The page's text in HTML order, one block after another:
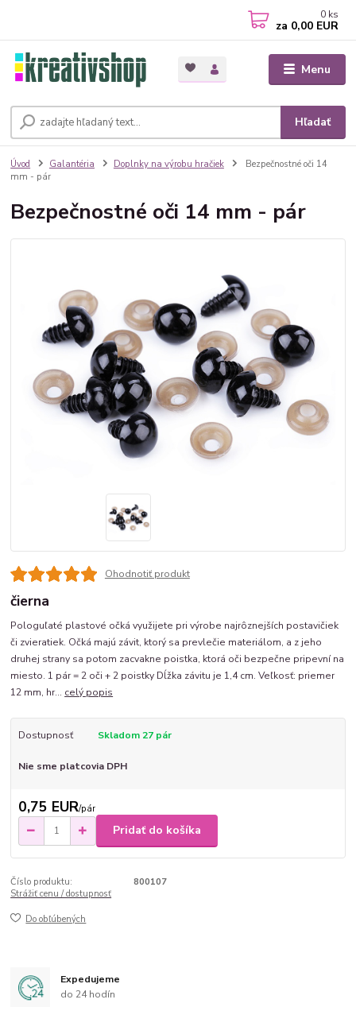
Menu
Hľadať
0 ks
za 0,00 EUR
Úvod Galantéria Doplnky na výrobu hračiek
Bezpečnostné oči 14
mm - pár
Bezpečnostné oči 14 mm - pár
Ohodnotiť produkt
čierna
Pologuľaté plastové očká využijete pri výrobe najrôznejších postavičiek
či zvieratiek. Očká majú závit, ktorý sa prevlečie materiálom, a z jeho
druhej strany sa potom zacvakne poistka, ktorá oči bezpečne pripevní na
miesto. 1 pár = 2 oči + 2 poistky Dĺžka závitu je 1,4 cm. Veľkosť: priemer
12 mm, hr... celý popis
Dostupnosť Skladom 27 pár
Nie sme platcovia DPH
0,75 EUR/pár
Pridať do košíka
Číslo produktu:
800107
Strážiť cenu / dostupnosť
Do obľúbených
Expedujeme
do 24 hodín